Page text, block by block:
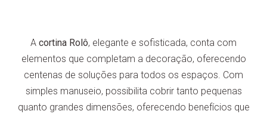
A cortina Rolô, elegante e sofisticada, conta com
elementos que completam a decoração, oferecendo
centenas de soluções para todos os espaços. Com
simples manuseio, possibilita cobrir tanto pequenas
quanto grandes dimensões, oferecendo benefícios que